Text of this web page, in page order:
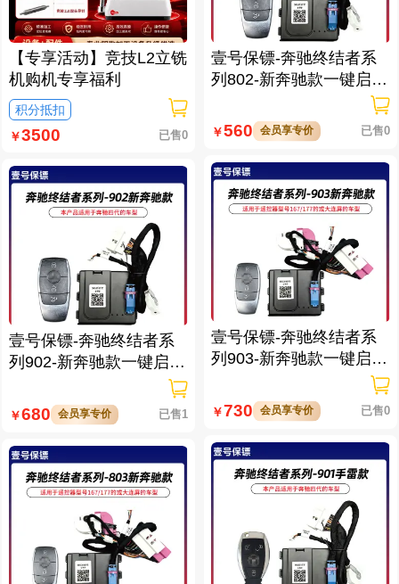
【专享活动】竞技L2立铣
机购机专享福利
积分抵扣
￥3500 已售0
壹号保镖-奔驰终结者系
列902-新奔驰款一键启动
￥680 会员享专价 已售1
壹号保镖-奔驰终结者系
列802-新奔驰款一键启动
￥560 会员享专价 已售0
壹号保镖-奔驰终结者系
列903-新奔驰款一键启动
￥730 会员享专价 已售0